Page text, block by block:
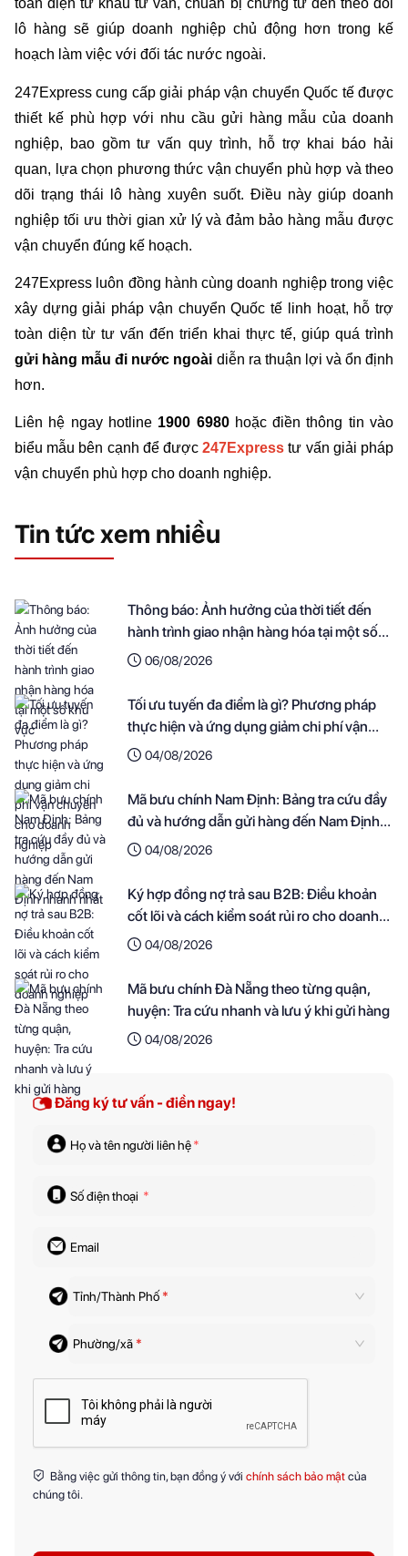
toàn diện từ khâu tư vấn, chuẩn bị chứng từ đến theo dõi
lô hàng sẽ giúp doanh nghiệp chủ động hơn trong kế
hoạch làm việc với đối tác nước ngoài.
247Express cung cấp giải pháp vận chuyển Quốc tế được
thiết kế phù hợp với nhu cầu gửi hàng mẫu của doanh
nghiệp, bao gồm tư vấn quy trình, hỗ trợ khai báo hải
quan, lựa chọn phương thức vận chuyển phù hợp và theo
dõi trạng thái lô hàng xuyên suốt. Điều này giúp doanh
nghiệp tối ưu thời gian xử lý và đảm bảo hàng mẫu được
vận chuyển đúng kế hoạch.
247Express luôn đồng hành cùng doanh nghiệp trong việc
xây dựng giải pháp vận chuyển Quốc tế linh hoạt, hỗ trợ
gửi hàng mẫu đi nước ngoài diễn ra thuận lợi và ổn định
hơn.
Liên hệ ngay hotline 1900 6980 hoặc điền thông tin vào
biểu mẫu bên cạnh để được 247Express tư vấn giải pháp
vận chuyển phù hợp cho doanh nghiệp.
Tin tức xem nhiều
Thông báo: Ảnh hưởng của thời tiết đến
hành trình giao nhận hàng hóa tại một số
khu vực
06/08/2026
Tối ưu tuyến đa điểm là gì? Phương pháp
thực hiện và ứng dụng giảm chi phí vận
chuyển cho doanh nghiệp
04/08/2026
Mã bưu chính Nam Định: Bảng tra cứu đầy
đủ và hướng dẫn gửi hàng đến Nam Định
nhanh nhất
04/08/2026
Ký hợp đồng nợ trả sau B2B: Điều khoản
cốt lõi và cách kiểm soát rủi ro cho doanh
nghiệp
04/08/2026
Mã bưu chính Đà Nẵng theo từng quận,
huyện: Tra cứu nhanh và lưu ý khi gửi hàng
04/08/2026
Đăng ký tư vấn - điền ngay!
Họ và tên người liên hệ*
Số điện thoại *
Email
Tỉnh/Thành Phố *
Phường/xã *
Bằng việc gửi thông tin, bạn đồng ý với chính sách bảo mật của
chúng tôi.